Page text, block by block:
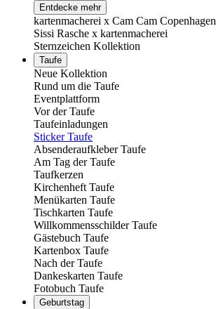
Entdecke mehr
kartenmacherei x Cam Cam Copenhagen
Sissi Rasche x kartenmacherei
Sternzeichen Kollektion
Taufe
Neue Kollektion
Rund um die Taufe
Eventplattform
Vor der Taufe
Taufeinladungen
Sticker Taufe
Absenderaufkleber Taufe
Am Tag der Taufe
Taufkerzen
Kirchenheft Taufe
Menükarten Taufe
Tischkarten Taufe
Willkommensschilder Taufe
Gästebuch Taufe
Kartenbox Taufe
Nach der Taufe
Dankeskarten Taufe
Fotobuch Taufe
Geburtstag